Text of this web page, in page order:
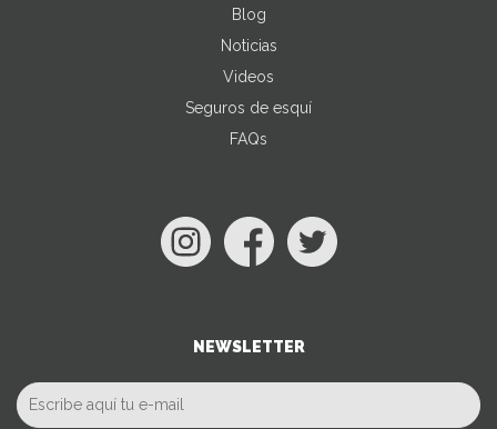
Blog
Noticias
Videos
Seguros de esquí
FAQs
NEWSLETTER